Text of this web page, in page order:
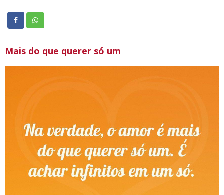
Mais do que querer só um